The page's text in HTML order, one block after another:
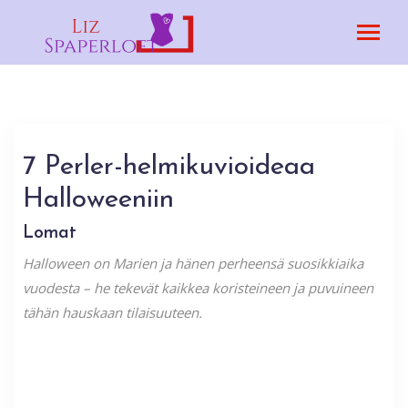
7 Perler-helmikuvioideaa
Halloweeniin
Lomat
Halloween on Marien ja hänen perheensä suosikkiaika
vuodesta – he tekevät kaikkea koristeineen ja puvuineen
tähän hauskaan tilaisuuteen.